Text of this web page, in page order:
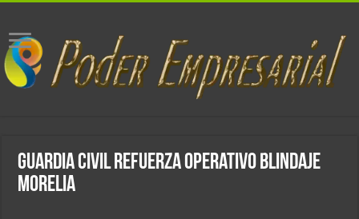
Guardia Civil refuerza Operativo Blindaje
Morelia